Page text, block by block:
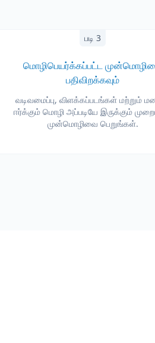
படி 3
மொழிபெயர்க்கப்பட்ட
பதிவிறக்கவும்
வடிவமைப்பு, விளக்கப்படங்கள் மற்றும்
ஈர்க்கும் மொழி அப்படியே இருக்கும்
முன்மொழிவை பெறுங்கள்.